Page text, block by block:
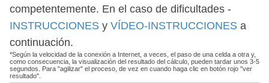
competentemente. En el caso de dificultades -
INSTRUCCIONES y VÍDEO-INSTRUCCIONES a
continuación.
*Según la velocidad de la conexión a Internet, a veces, el paso de una celda a otra y,
como consecuencia, la visualización del resultado del cálculo, pueden tardar unos 3-5
segundos. Para "agilizar" el proceso, de vez en cuando haga clic en botón rojo "ver
resultado".